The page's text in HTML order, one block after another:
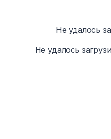
Не удалось
Не удалось